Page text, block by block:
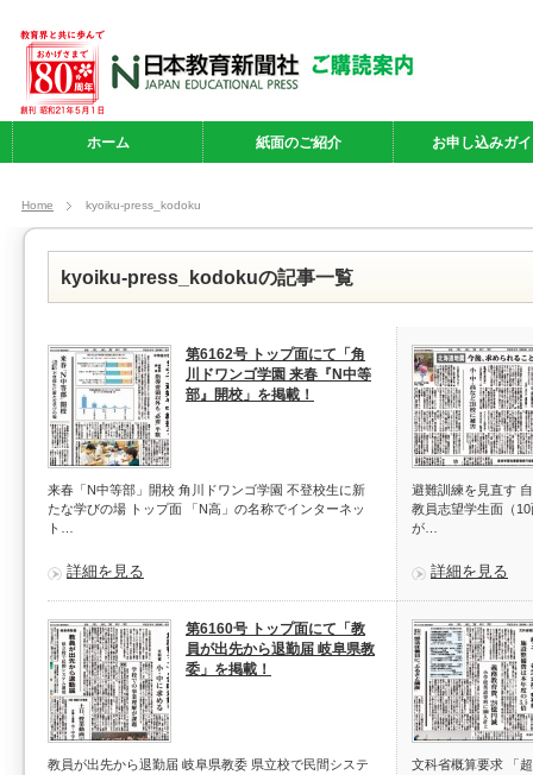
ホーム 紙面のご紹介 お申し込みガ
Home kyoiku-press_kodoku
kyoiku-press_kodokuの記事一覧
第6162号 トップ面にて「角
川ドワンゴ学園 来春『N中等
部』開校」を掲載！
来春「N中等部」開校 角川ドワンゴ学園 不登校生に新
たな学びの場 トップ面 「N高」の名称でインターネッ
ト…
詳細を見る
避難訓練を見直す
教員志望学生面（
が…
詳細を見る
第6160号 トップ面にて「教
員が出先から退勤届 岐阜県教
委」を掲載！
教員が出先から退勤届 岐阜県教委 県立校で民間システ
文科省概算要求 「